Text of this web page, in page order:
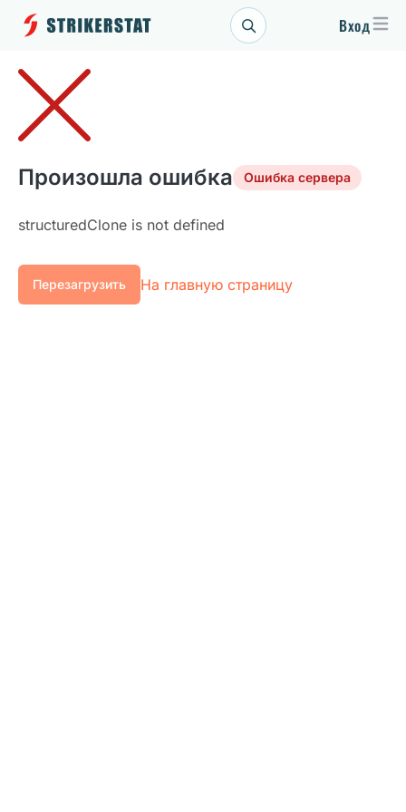
Вход
Произошла ошибка Ошибка сервера
structuredClone is not defined
Перезагрузить На главную страницу